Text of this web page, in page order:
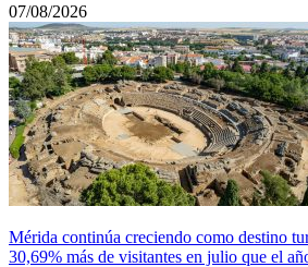
07/08/2026
Mérida continúa creciendo como destino
30,69% más de visitantes en julio que el